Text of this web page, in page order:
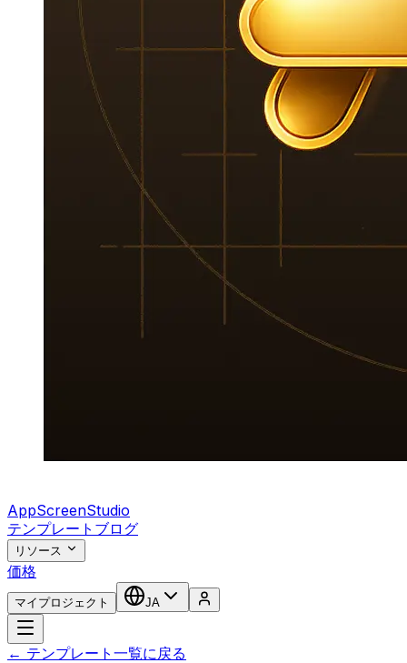
AppScreenStudio
テンプレート ブログ
リソース
価格
マイプロジェクト JA
← テンプレート一覧に戻る